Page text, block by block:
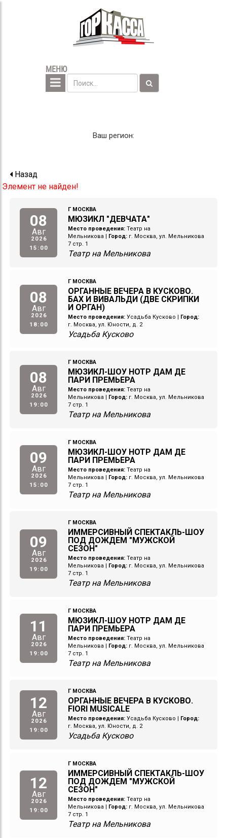
МЕНЮ
Ваш регион:
Назад
Элемент не найден!
08
Авг
2026
15:00
Г МОСКВА
МЮЗИКЛ "ДЕВЧАТА"
Место проведения: Театр на
Мельникова
Город: г. Москва, ул. Мельникова
7 стр. 1
Театр на Мельникова
08
Авг
2026
18:00
Г МОСКВА
ОРГАННЫЕ ВЕЧЕРА В КУСКОВО.
БАХ И ВИВАЛЬДИ (ДВЕ СКРИПКИ
И ОРГАН)
Место проведения: Усадьба Кусково
Город:
г. Москва, ул. Юности, д. 2
Усадьба Кусково
08
Авг
2026
19:00
Г МОСКВА
МЮЗИКЛ-ШОУ НОТР ДАМ ДЕ
ПАРИ ПРЕМЬЕРА
Место проведения: Театр на
Мельникова
Город: г. Москва, ул. Мельникова
7 стр. 1
Театр на Мельникова
09
Авг
2026
15:00
Г МОСКВА
МЮЗИКЛ-ШОУ НОТР ДАМ ДЕ
ПАРИ ПРЕМЬЕРА
Место проведения: Театр на
Мельникова
Город: г. Москва, ул. Мельникова
7 стр. 1
Театр на Мельникова
09
Авг
2026
19:00
Г МОСКВА
ИММЕРСИВНЫЙ СПЕКТАКЛЬ-ШОУ
ПОД ДОЖДЕМ "МУЖСКОЙ
СЕЗОН"
Место проведения: Театр на
Мельникова
Город: г. Москва, ул. Мельникова
7 стр. 1
Театр на Мельникова
11
Авг
2026
19:00
Г МОСКВА
МЮЗИКЛ-ШОУ НОТР ДАМ ДЕ
ПАРИ ПРЕМЬЕРА
Место проведения: Театр на
Мельникова
Город: г. Москва, ул. Мельникова
7 стр. 1
Театр на Мельникова
12
Авг
2026
19:00
Г МОСКВА
ОРГАННЫЕ ВЕЧЕРА В КУСКОВО.
FIORI MUSICALE
Место проведения: Усадьба Кусково
Город:
г. Москва, ул. Юности, д. 2
Усадьба Кусково
12
Авг
2026
19:00
Г МОСКВА
ИММЕРСИВНЫЙ СПЕКТАКЛЬ-ШОУ
ПОД ДОЖДЕМ "МУЖСКОЙ
СЕЗОН"
Место проведения: Театр на
Мельникова
Город: г. Москва, ул. Мельникова
7 стр. 1
Театр на Мельникова